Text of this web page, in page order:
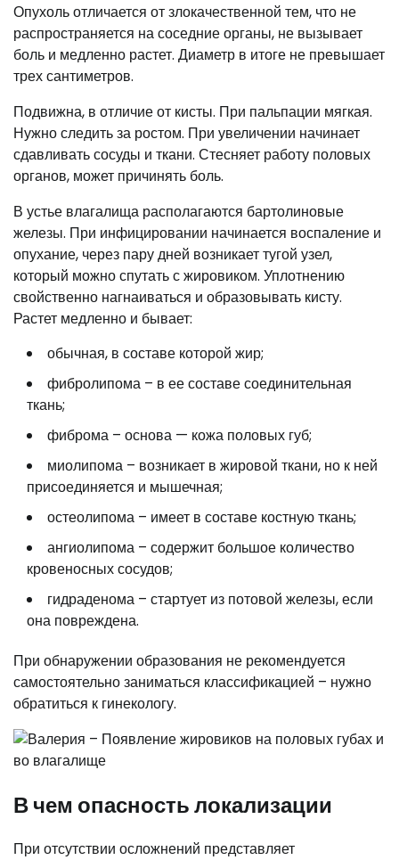
Опухоль отличается от злокачественной тем, что не
распространяется на соседние органы, не вызывает
боль и медленно растет. Диаметр в итоге не превышает
трех сантиметров.
Подвижна, в отличие от кисты. При пальпации мягкая.
Нужно следить за ростом. При увеличении начинает
сдавливать сосуды и ткани. Стесняет работу половых
органов, может причинять боль.
В устье влагалища располагаются бартолиновые
железы. При инфицировании начинается воспаление и
опухание, через пару дней возникает тугой узел,
который можно спутать с жировиком. Уплотнению
свойственно нагнаиваться и образовывать кисту.
Растет медленно и бывает:
обычная, в составе которой жир;
фибролипома – в ее составе соединительная
ткань;
фиброма – основа — кожа половых губ;
миолипома – возникает в жировой ткани, но к ней
присоединяется и мышечная;
остеолипома – имеет в составе костную ткань;
ангиолипома – содержит большое количество
кровеносных сосудов;
гидраденома – стартует из потовой железы, если
она повреждена.
При обнаружении образования не рекомендуется
самостоятельно заниматься классификацией – нужно
обратиться к гинекологу.
В чем опасность локализации
При отсутствии осложнений представляет